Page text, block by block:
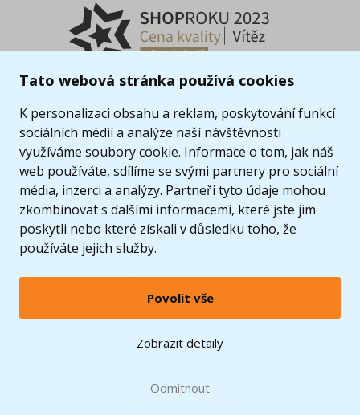
Tato webová stránka používá cookies
K personalizaci obsahu a reklam, poskytování funkcí
sociálních médií a analýze naší návštěvnosti
využíváme soubory cookie. Informace o tom, jak náš
web používáte, sdílíme se svými partnery pro sociální
média, inzerci a analýzy. Partneři tyto údaje mohou
zkombinovat s dalšími informacemi, které jste jim
poskytli nebo které získali v důsledku toho, že
používáte jejich služby.
Povolit vše
Zobrazit detaily
Odmítnout
© 2005 - 2026 Copyright 4kids.cz
LEGO, logo LEGO a minifigurka jsou ochrannými známkami společnosti LEGO Group. ©
Zobrazit verzi pro desktop
při nákupu od